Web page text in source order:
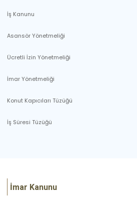
İş Kanunu
Asansör Yönetmeliği
Ücretli İzin Yönetmeliği
İmar Yönetmeliği
Konut Kapıcıları Tüzüğü
İş Süresi Tüzüğü
İmar Kanunu